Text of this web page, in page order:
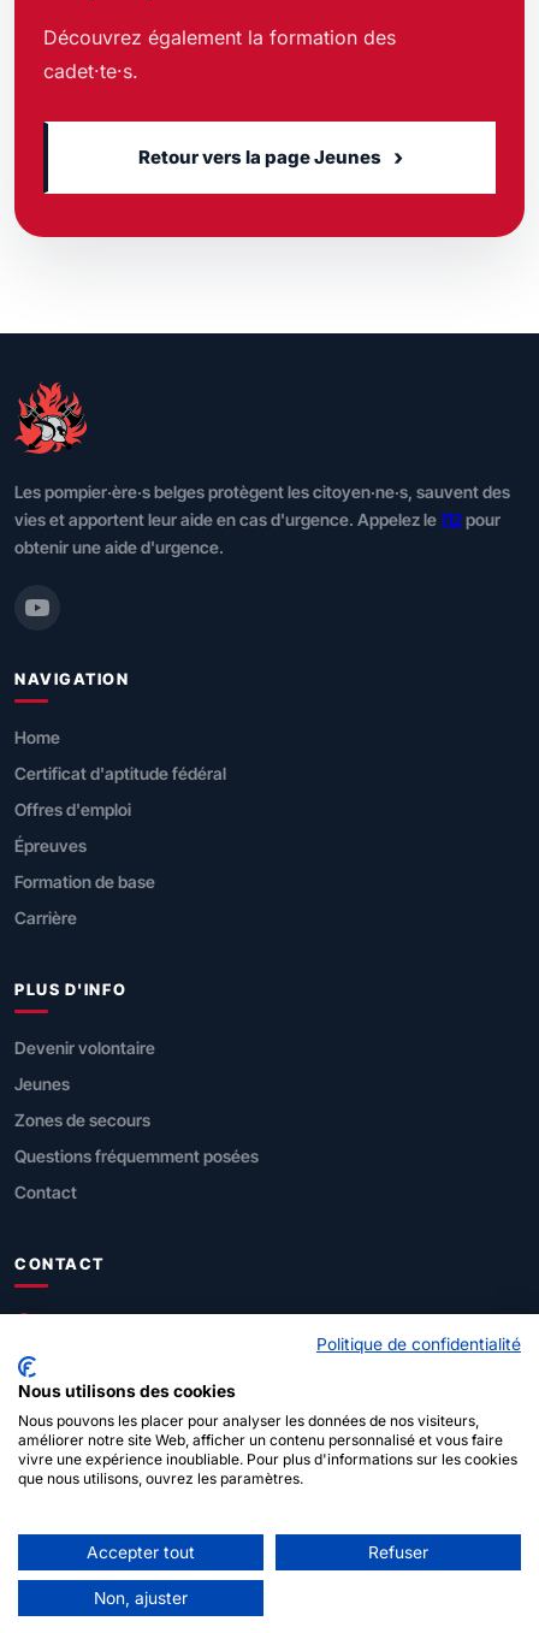
Découvrez également la formation des
cadet·te·s.
Retour vers la page Jeunes ›
Les pompier·ère·s belges protègent les citoyen·ne·s, sauvent des
vies et apportent leur aide en cas d'urgence. Appelez le112pour
obtenir une aide d'urgence.
NAVIGATION
Home
Certificat d'aptitude fédéral
Offres d'emploi
Épreuves
Formation de base
Carrière
PLUS D'INFO
Devenir volontaire
Jeunes
Zones de secours
Questions fréquemment posées
Contact
CONTACT
Direction générale Sécurité civile
112 (urgences)
© 2026 SPF Intérieur - Pompier·ère·s belges
À propos de ce
site
Déclaration de
confidentialité
Politique de confidentialité
Nous utilisons des cookies
Nous pouvons les placer pour analyser les données de nos visiteurs,
améliorer notre site Web, afficher un contenu personnalisé et vous faire
vivre une expérience inoubliable. Pour plus d'informations sur les cookies
que nous utilisons, ouvrez les paramètres.
Accepter tout Refuser
Non, ajuster